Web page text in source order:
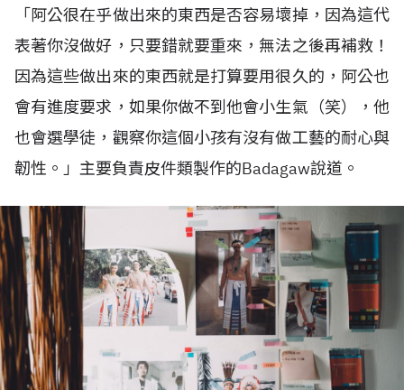
「阿公很在乎做出來的東西是否容易壞掉，因為這代
表著你沒做好，只要錯就要重來，無法之後再補救！
因為這些做出來的東西就是打算要用很久的，阿公也
會有進度要求，如果你做不到他會小生氣（笑），他
也會選學徒，觀察你這個小孩有沒有做工藝的耐心與
韌性。」主要負責皮件類製作的Badagaw說道。